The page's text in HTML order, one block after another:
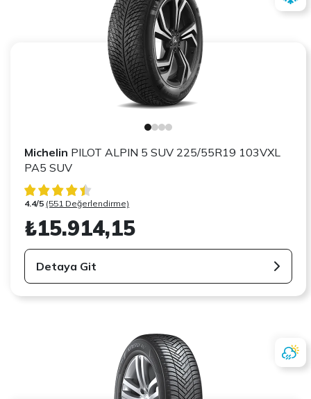
Michelin PILOT ALPIN 5 SUV 225/55R19 103VXL
PA5 SUV
4.4/5 (551 Değerlendirme)
₺15.914,15
Detaya Git